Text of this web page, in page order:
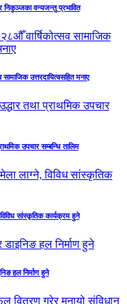
निकुञ्जका वन्यजन्तु प्रभावित
उत्तरदायित्वसहित मनाए
उपचार सम्बन्धि तालिम
सांस्कृतिक कार्यक्रम हुने
हल निर्माण हुने